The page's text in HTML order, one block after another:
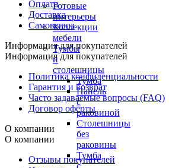
Готовые
интерьеры
Коллекции
мебели
Тумбы
и
столешницы
Тумба
Панель
с
раковиной
Столешницы
без
раковины
Тумба
Оплата
Доставка
Самовывоз
Информация для покупателей
Информация для покупателей
Политика конфиденциальности
Гарантия и возврат
Часто задаваемые вопросы (FAQ)
Договор оферты
О компании
О компании
Отзывы покупателей